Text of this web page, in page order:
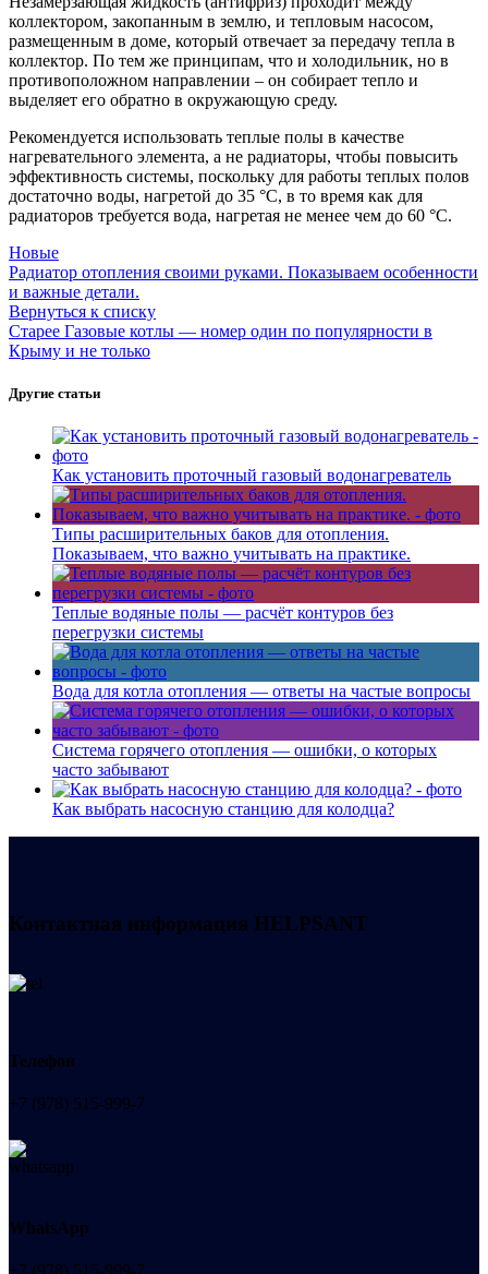
коллектором, закопанным в землю, и тепловым насосом,
размещенным в доме, который отвечает за передачу тепла в
коллектор. По тем же принципам, что и холодильник, но в
противоположном направлении – он собирает тепло и
выделяет его обратно в окружающую среду.
Рекомендуется использовать теплые полы в качестве
нагревательного элемента, а не радиаторы, чтобы повысить
эффективность системы, поскольку для работы теплых полов
достаточно воды, нагретой до 35 °C, в то время как для
радиаторов требуется вода, нагретая не менее чем до 60 °C.
Новые
Радиатор отопления своими руками. Показываем особенности
и важные детали.
Вернуться к списку
Старее Газовые котлы — номер один по популярности в
Крыму и не только
Другие статьи
Как установить проточный газовый водонагреватель
Типы расширительных баков для отопления.
Показываем, что важно учитывать на практике.
Теплые водяные полы — расчёт контуров без
перегрузки системы
Вода для котла отопления — ответы на частые вопросы
Система горячего отопления — ошибки, о которых
часто забывают
Как выбрать насосную станцию для колодца?
Контактная информация HELPSANT
Телефон
+7 (978) 515-999-7
WhatsApp
+7 (978) 515-999-7